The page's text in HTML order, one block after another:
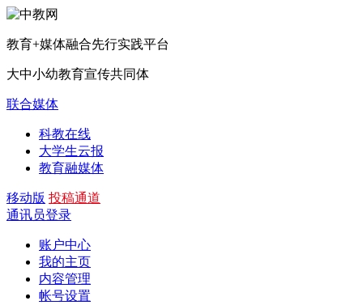
教育+媒体融合先行实践平台
大中小幼教育宣传共同体
联合媒体
科教在线
大学生云报
教育融媒体
移动版 投稿通道
通讯员登录
账户中心
我的主页
内容管理
帐号设置